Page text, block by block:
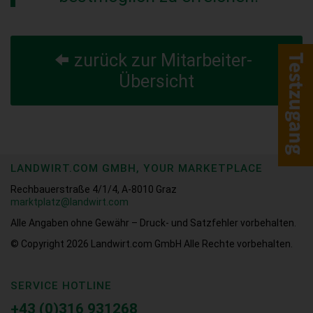
zurück zur Mitarbeiter-
Übersicht
LANDWIRT.COM GMBH, YOUR MARKETPLACE
Rechbauerstraße 4/1/4, A-8010 Graz
marktplatz@landwirt.com
Alle Angaben ohne Gewähr – Druck- und Satzfehler vorbehalten.
© Copyright 2026
Landwirt.com GmbH Alle Rechte vorbehalten.
SERVICE HOTLINE
+43 (0)316 931268